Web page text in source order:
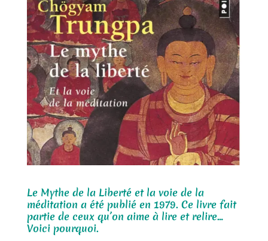
Le Mythe de la Liberté et la voie de la
méditation a été publié en 1979. Ce livre fait
partie de ceux qu’on aime à lire et relire…
Voici pourquoi.